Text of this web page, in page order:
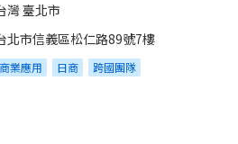
灣 臺北市
北市信義區松仁路89號7樓
商業應用 日商 跨國團隊